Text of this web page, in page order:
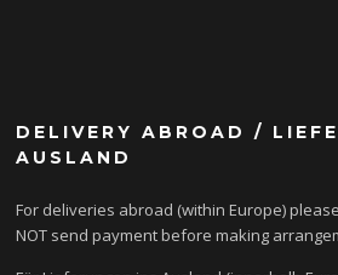
DELIVERY ABROAD /
AUSLAND
For deliveries abroad (within Europe)
NOT send payment before making